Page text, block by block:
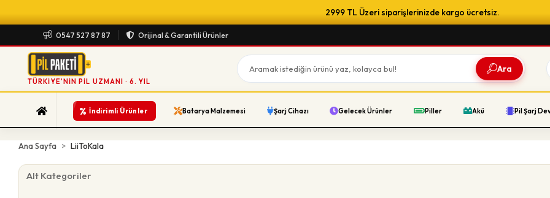
2999 TL Üzeri siparişlerinizde kargo ücretsiz.
0547 527 87 87 Orijinal & Garantili Ürünler
TÜRKIYE'NIN PIL UZMANI · 6. YIL
Ara
% İndirimli Ürünler Batarya Malzemesi Şarj Cihazı Gelecek Ürünler Piller Akü Pil Şarj
Ana Sayfa LiiToKala
Alt Kategoriler